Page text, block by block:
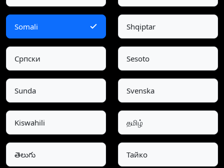
Somali Shqiptar
Српски Sesoto
Sunda Svenska
Kiswahili தமிழ்
తెలుగు Тайко